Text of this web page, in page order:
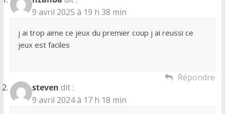
9 avril 2025 à 19 h 38 min
j ai trop aime ce jeux du premier coup j ai reussi ce
jeux est faciles
Répondre
steven dit :
9 avril 2024 à 17 h 18 min